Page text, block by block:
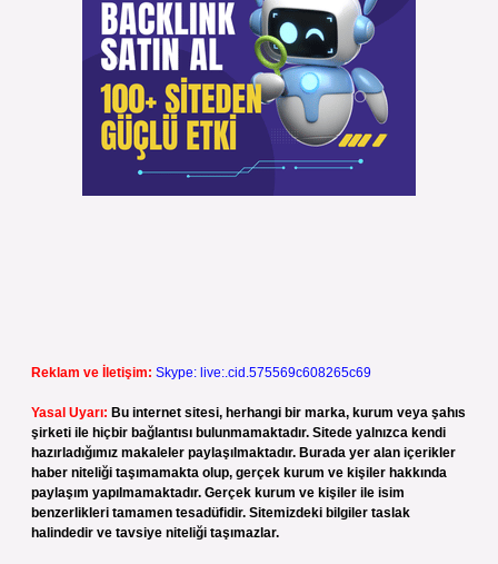
Reklam ve İletişim: Skype: live:.cid.575569c608265c69
Yasal Uyarı: Bu internet sitesi, herhangi bir marka, kurum veya şahıs
şirketi ile hiçbir bağlantısı bulunmamaktadır. Sitede yalnızca kendi
hazırladığımız makaleler paylaşılmaktadır. Burada yer alan içerikler
haber niteliği taşımamakta olup, gerçek kurum ve kişiler hakkında
paylaşım yapılmamaktadır. Gerçek kurum ve kişiler ile isim
benzerlikleri tamamen tesadüfidir. Sitemizdeki bilgiler taslak
halindedir ve tavsiye niteliği taşımazlar.